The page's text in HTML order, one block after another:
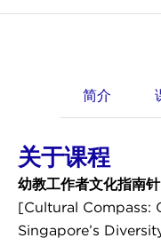
简介
关于课程
幼教工作者文化指南
[Cultural
Singapore’s